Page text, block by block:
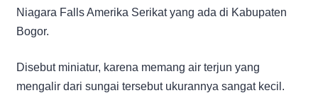
Niagara Falls Amerika Serikat yang ada di Kabupaten
Bogor.
Disebut miniatur, karena memang air terjun yang
mengalir dari sungai tersebut ukurannya sangat kecil.